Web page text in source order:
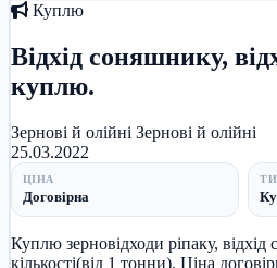
Куплю
Відхід соняшнику,
куплю.
Зернові й олійні Зернові й олійні
25.03.2022
ЦІНА
Договірна
Куплю зерновідходи ріпаку, відхід
кількості(від 1 тонни). Ціна